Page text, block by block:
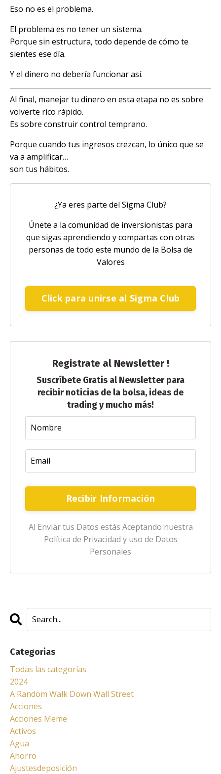
Eso no es el problema.
El problema es no tener un sistema.
Porque sin estructura, todo depende de cómo te
sientes ese día.
Y el dinero no debería funcionar así.
Al final, manejar tu dinero en esta etapa no es sobre
volverte rico rápido.
Es sobre construir control temprano.
Porque cuando tus ingresos crezcan, lo único que se
va a amplificar…
son tus hábitos.
¿Ya eres parte del Sigma Club?
Únete a la comunidad de inversionistas para
que sigas aprendiendo y compartas con otras
personas de todo este mundo de la Bolsa de
Valores
Click para unirse al Sigma Club
Registrate al Newsletter !
Suscríbete Gratis al Newsletter para
recibir noticias de la bolsa, ideas de
trading y mucho más!
Recibir Información
Al Enviar tus Datos estás Aceptando nuestra
Política de Privacidad y uso de Datos
Personales
Categorias
Todas las categorías
2024
A Random Walk Down Wall Street
Acciones
Acciones Meme
Activos
Agua
Ahorro
Ajustesdeposición